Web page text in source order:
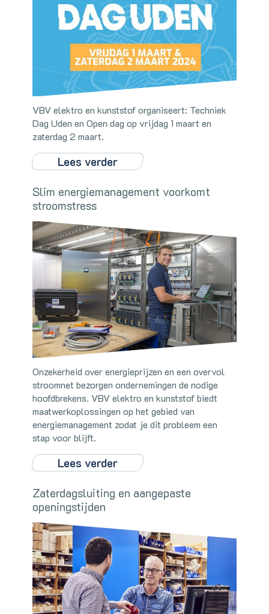
VBV elektro en kunststof organiseert: Techniek
Dag Uden en Open dag op vrijdag 1 maart en
zaterdag 2 maart.
Lees verder
Slim energiemanagement voorkomt
stroomstress
Onzekerheid over energieprijzen en een overvol
stroomnet bezorgen ondernemingen de nodige
hoofdbrekens. VBV elektro en kunststof biedt
maatwerkoplossingen op het gebied van
energiemanagement zodat je dit probleem een
stap voor blijft.
Lees verder
Zaterdagsluiting en aangepaste
openingstijden